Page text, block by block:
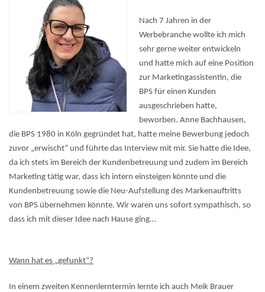
Nach 7 Jahren in der
Werbebranche wollte ich mich
sehr gerne weiter entwickeln
und hatte mich auf eine Position
zur Marketingassistentin, die
BPS für einen Kunden
ausgeschrieben hatte,
beworben. Anne Bachhausen,
die BPS 1980 in Köln gegründet hat, hatte meine Bewerbung jedoch
zuvor „erwischt“ und führte das Interview mit mir. Sie hatte die Idee,
da ich stets im Bereich der Kundenbetreuung und zudem im Bereich
Marketing tätig war, dass ich intern einsteigen könnte und die
Kundenbetreuung sowie die Neu-Aufstellung des Markenauftritts
von BPS übernehmen könnte. Wir waren uns sofort sympathisch, so
dass ich mit dieser Idee nach Hause ging…
Wann hat es „gefunkt“?
In einem zweiten Kennenlerntermin lernte ich auch Meik Brauer